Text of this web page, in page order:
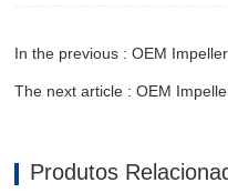
In the previous : OEM
The next article : OEM
Produtos